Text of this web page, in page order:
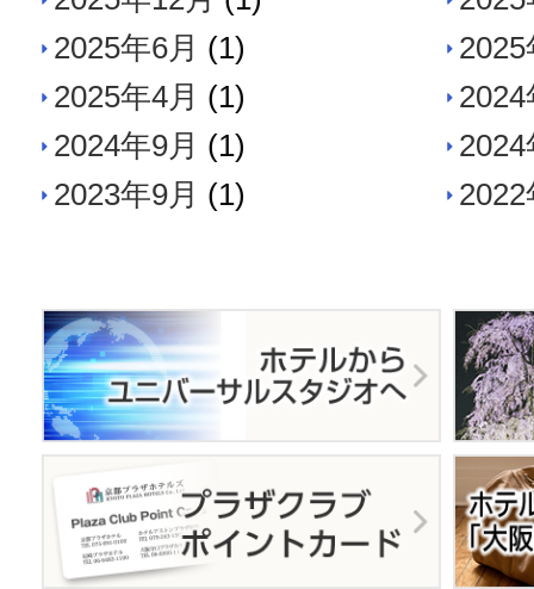
2025年6月 (1)
2025年4月 (1)
2024年9月 (1)
2023年9月 (1)